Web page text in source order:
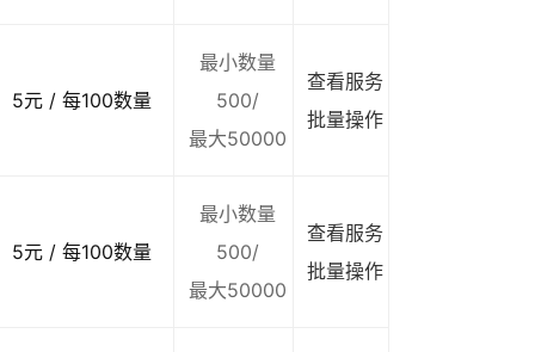
5元 / 每100数量
最小数量
500/
最大50000
查看服务
批量操作
5元 / 每100数量
最小数量
500/
最大50000
查看服务
批量操作